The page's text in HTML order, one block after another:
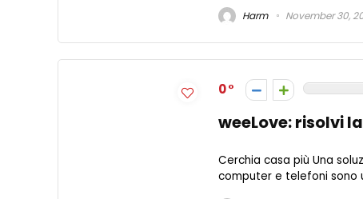
Harm November 30,
0
weeLove: risolvi
Cerchia casa più Una
computer e telefoni sono